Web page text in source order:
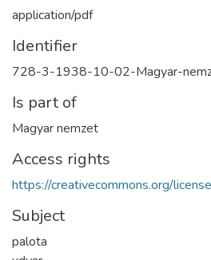
application/pdf
Identifier
728-3-1938-10-02-Magyar-
Is part of
Magyar nemzet
Access rights
https://creativecommons.org/
Subject
palota